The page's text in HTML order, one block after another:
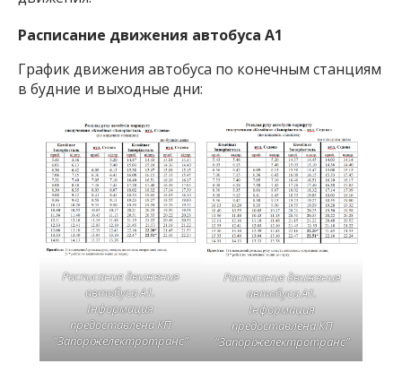
Расписание движения автобуса А1
График движения автобуса по конечным станциям
в будние и выходные дни:
Расписание движения
автобуса А1.
Інформация
предоставлена КП
“Запоріжелектротранс”
Расписание движения
автобуса А1.
Інформация
предоставлена КП
“Запоріжелектротранс”